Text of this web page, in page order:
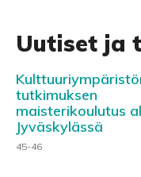
Uutiset ja
tutkimuksen
maisterikoulutus
Jyväskylässä
45-46